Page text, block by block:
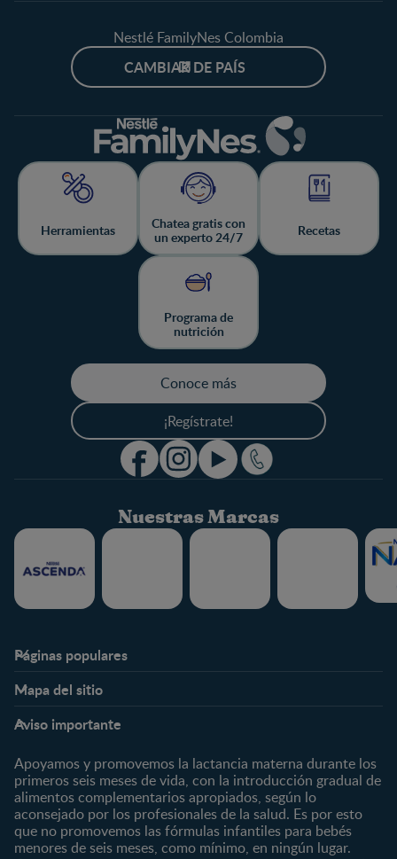
Nestlé FamilyNes Colombia
CAMBIAR DE PAÍS
Herramientas
Chatea gratis con
un experto 24/7
Recetas
Programa de
nutrición
Conoce más
¡Regístrate!
Nuestras Marcas
Páginas populares
Expertos en Nutrición
Preguntas Frecuentes
¿Quiénes somos?
Marcas y productos
Nuestros Productos
Nuestras Marcas
Mapa del sitio
Preconcepción
Embarazo
Posparto
0 a 4 meses
4 a 6 meses
6 a 8 meses
Nutrición
Salud
Maternidad
Paternidad
Vida en familia
Aviso importante
Apoyamos y promovemos la lactancia materna durante los
primeros seis meses de vida, con la introducción gradual de
alimentos complementarios apropiados, según lo
aconsejado por los profesionales de la salud. Es por esto
que no promovemos las fórmulas infantiles para bebés
menores de seis meses, como mínimo, en ningún lugar.